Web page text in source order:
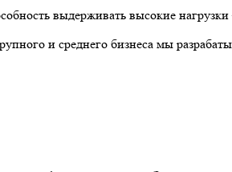
выдерживать высокие нагрузки
и среднего бизнеса мы